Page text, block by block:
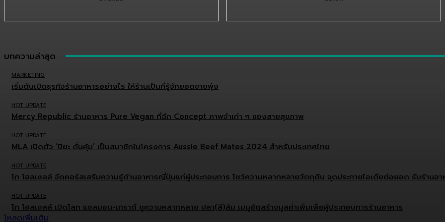
บทความล่าสุด
MARKETING
เริ่มต้นเปิดธุรกิจร้านอาหารอย่างไร ให้ร้านเป็นที่รู้จักยอดขายพุ่ง
HOT UPDATE
Mercy Republic ร้านอาหาร Pure Vegan ที่ฉีก Concept ภาพจำเก่า ๆ ของสายสุขภาพ
HOT UPDATE
MLA เปิดตัว ‘ปิยะ ดั่นคุ้ม’ เป็นสมาชิกในโครงการ Aussie Beef Mates 2024 สำหรับประเทศไทย
HOT UPDATE
โก โฮลเซลล์ จัดคอร์สเสริมความรู้ด้านอาหารญี่ปุ่นแก่ผู้ประกอบการ โชว์ความหลากหลายวัตถุดิบ จุดประกายไอเดียต่อยอด รับร้านอ
HOT UPDATE
โก โฮลเซลล์ เปิดโลก แซลมอน-เทราต์ ชูความหลากหลาย ปลา(สี)ส้ม เมนูฮิตสร้างมูลค่าเพิ่มเพื่อผู้ประกอบการร้านอาหาร
โหลดเพิ่มเติม